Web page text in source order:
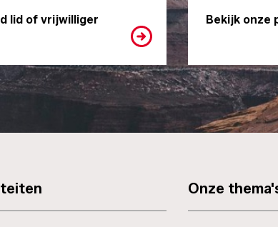
lid of vrijwilliger Bekijk onze
Onze